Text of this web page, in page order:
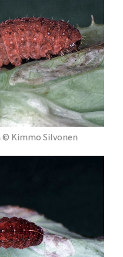
© Kimmo Silvonen